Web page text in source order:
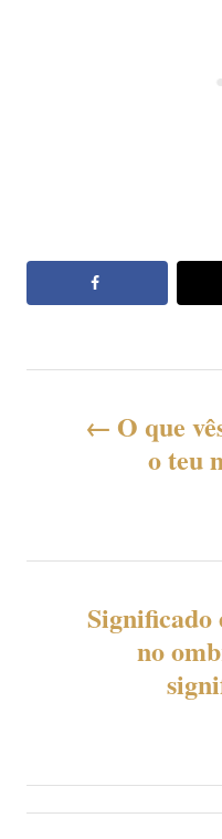
e
o
O que
o teu
no